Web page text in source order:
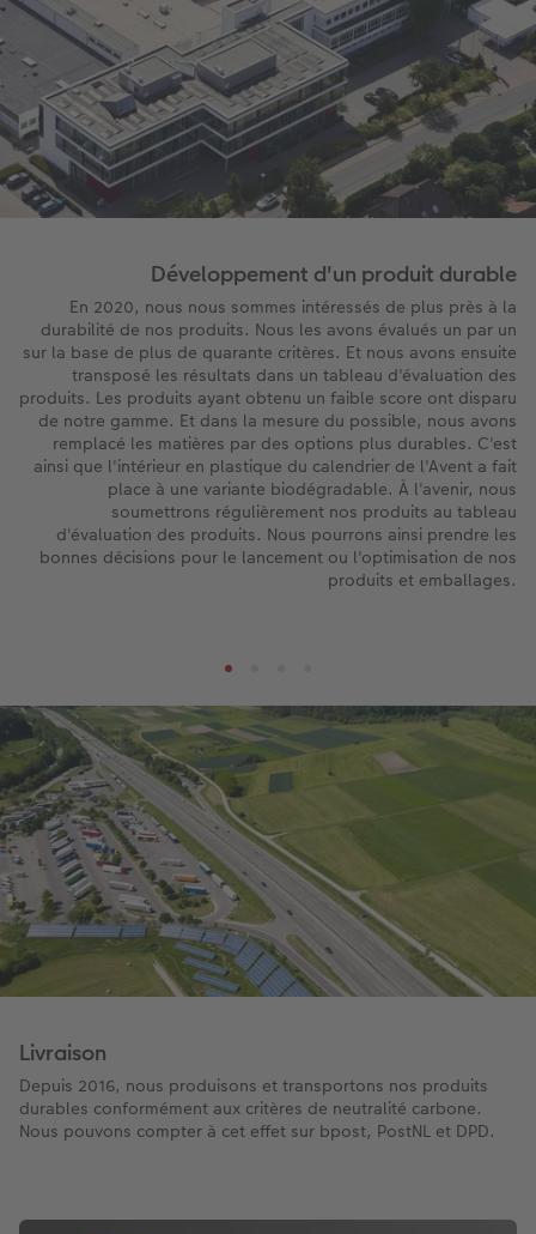
Développement d'un produit durable
En 2020, nous nous sommes intéressés de plus près à la
durabilité de nos produits. Nous les avons évalués un par un
sur la base de plus de quarante critères. Et nous avons ensuite
transposé les résultats dans un tableau d'évaluation des
produits. Les produits ayant obtenu un faible score ont disparu
de notre gamme. Et dans la mesure du possible, nous avons
remplacé les matières par des options plus durables. C'est
ainsi que l'intérieur en plastique du calendrier de l'Avent a fait
place à une variante biodégradable. À l'avenir, nous
soumettrons régulièrement nos produits au tableau
d'évaluation des produits. Nous pourrons ainsi prendre les
bonnes décisions pour le lancement ou l'optimisation de nos
produits et emballages.
Livraison
Depuis 2016, nous produisons et transportons nos produits
durables conformément aux critères de neutralité carbone.
Nous pouvons compter à cet effet sur bpost, PostNL et DPD.